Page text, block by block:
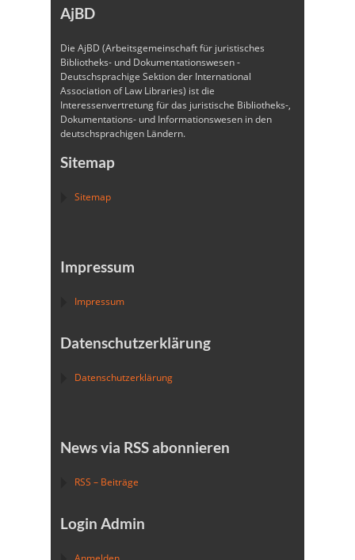
AjBD
Die AjBD (Arbeitsgemeinschaft für juristisches
Bibliotheks- und Dokumentationswesen -
Deutschsprachige Sektion der International
Association of Law Libraries) ist die
Interessenvertretung für das juristische Bibliotheks-,
Dokumentations- und Informationswesen in den
deutschsprachigen Ländern.
Sitemap
Sitemap
Impressum
Impressum
Datenschutzerklärung
Datenschutzerklärung
News via RSS abonnieren
RSS – Beiträge
Login Admin